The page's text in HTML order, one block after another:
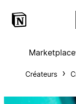
Marketplace
Créateurs